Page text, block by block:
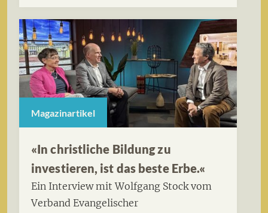
Magazinartikel
«In christliche Bildung zu
investieren, ist das beste Erbe.«
Ein Interview mit Wolfgang Stock vom
Verband Evangelischer